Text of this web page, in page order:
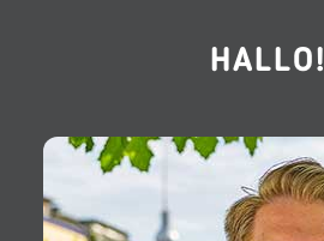
HALLO!